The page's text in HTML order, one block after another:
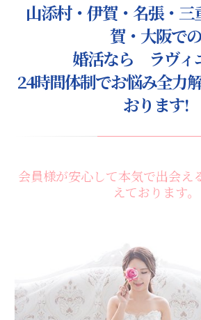
山添村・伊賀・名張・三
賀・大阪での
婚活なら ラヴィ
24時間体制でお悩み全力
おります!
会員様が安心して本気で出会え
えております。